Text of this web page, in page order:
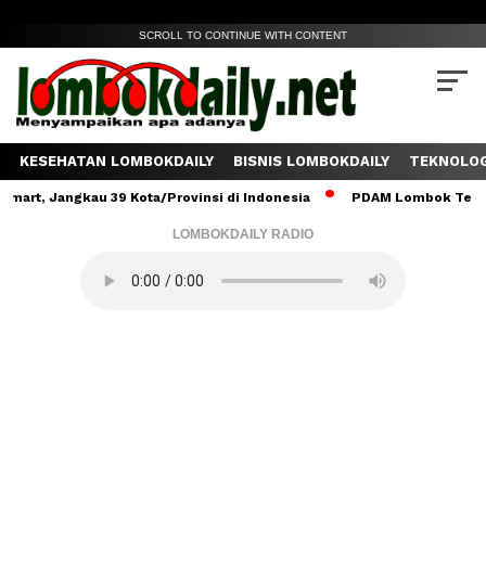
SCROLL TO CONTINUE WITH CONTENT
KESEHATAN LOMBOKDAILY BISNIS LOMBOKDAILY
39 Kota/Provinsi di Indonesia PDAM Lombok Tengah
LOMBOKDAILY RADIO